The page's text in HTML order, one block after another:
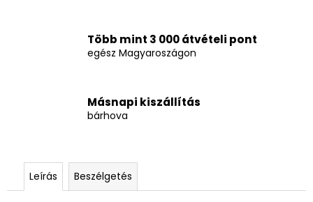
Több mint 3 000 átvételi pont
egész Magyaroszágon
Másnapi kiszállítás
bárhova
Leírás Beszélgetés